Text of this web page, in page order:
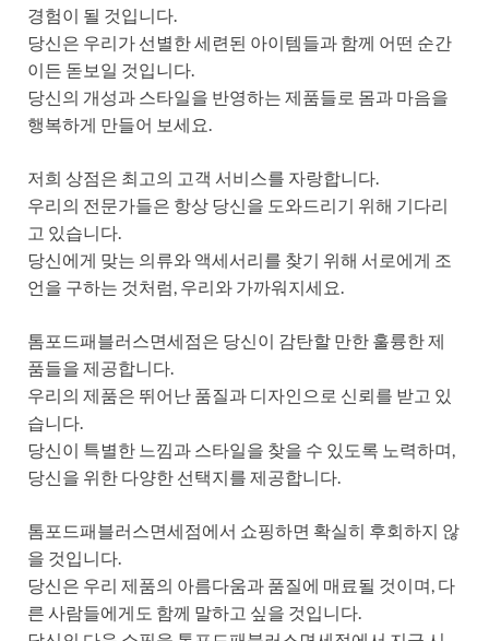
경험이 될 것입니다.
당신은 우리가 선별한 세련된 아이템들과 함께 어떤 순간
이든 돋보일 것입니다.
당신의 개성과 스타일을 반영하는 제품들로 몸과 마음을
행복하게 만들어 보세요.
저희 상점은 최고의 고객 서비스를 자랑합니다.
우리의 전문가들은 항상 당신을 도와드리기 위해 기다리
고 있습니다.
당신에게 맞는 의류와 액세서리를 찾기 위해 서로에게 조
언을 구하는 것처럼, 우리와 가까워지세요.
톰포드패블러스면세점은 당신이 감탄할 만한 훌륭한 제
품들을 제공합니다.
우리의 제품은 뛰어난 품질과 디자인으로 신뢰를 받고 있
습니다.
당신이 특별한 느낌과 스타일을 찾을 수 있도록 노력하며,
당신을 위한 다양한 선택지를 제공합니다.
톰포드패블러스면세점에서 쇼핑하면 확실히 후회하지 않
을 것입니다.
당신은 우리 제품의 아름다움과 품질에 매료될 것이며, 다
른 사람들에게도 함께 말하고 싶을 것입니다.